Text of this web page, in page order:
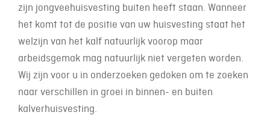
zijn jongveehuisvesting buiten heeft staan. Wanneer
het komt tot de positie van uw huisvesting staat het
welzijn van het kalf natuurlijk voorop maar
arbeidsgemak mag natuurlijk niet vergeten worden.
Wij zijn voor u in onderzoeken gedoken om te zoeken
naar verschillen in groei in binnen- en buiten
kalverhuisvesting.